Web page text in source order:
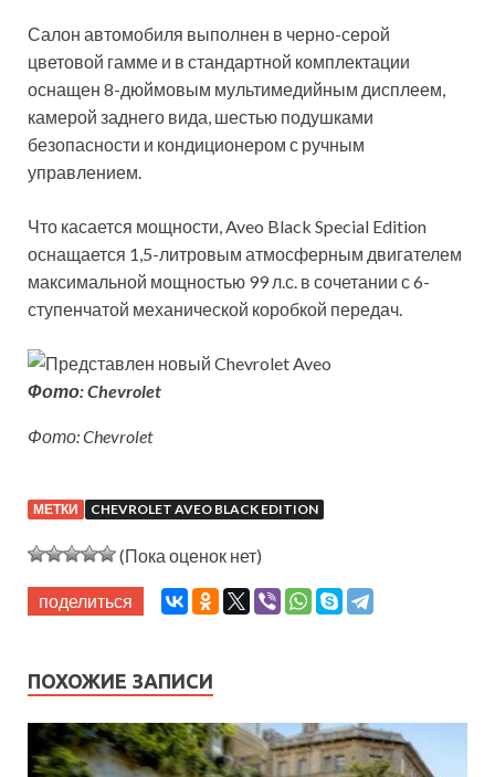
Салон автомобиля выполнен в черно-серой
цветовой гамме и в стандартной комплектации
оснащен 8-дюймовым мультимедийным дисплеем,
камерой заднего вида, шестью подушками
безопасности и кондиционером с ручным
управлением.
Что касается мощности, Aveo Black Special Edition
оснащается 1,5-литровым атмосферным двигателем
максимальной мощностью 99 л.с. в сочетании с 6-
ступенчатой механической коробкой передач.
Фото: Chevrolet
Фото: Chevrolet
МЕТКИ CHEVROLET AVEO BLACK EDITION
(Пока оценок нет)
поделиться
ПОХОЖИЕ ЗАПИСИ